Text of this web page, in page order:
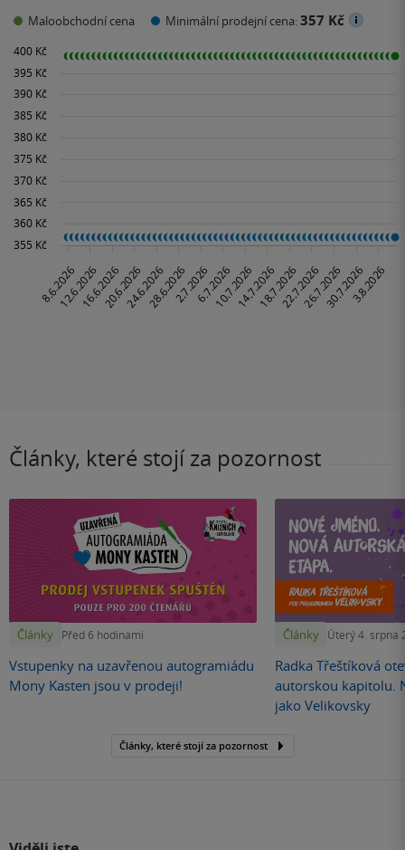
Maloobchodní cena Minimální prodejní cena:357 Kč
Články, které stojí za pozornost
Články Před 6 hodinami
Vstupenky na uzavřenou autogramiádu
Mony Kasten jsou v prodeji!
Články Úterý 4. srpna
Radka Třeštíková
autorskou kapitolu.
jako Velikovsky
Články, které stojí za pozornost